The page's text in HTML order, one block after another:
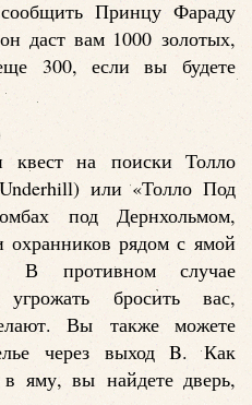
Принцу Фараду
даст вам 1000 золотых,
300, если вы будете
квест на поиски Толло
или «Толло Под
под Дернхольмом,
охранников рядом с ямой
В противном случае
бросить вас,
Вы также можете
через выход B. Как
яму, вы найдете дверь,